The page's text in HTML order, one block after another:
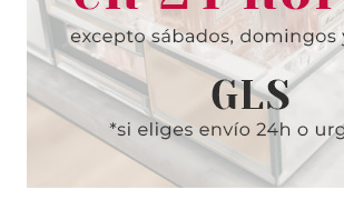
-40% 22.95€